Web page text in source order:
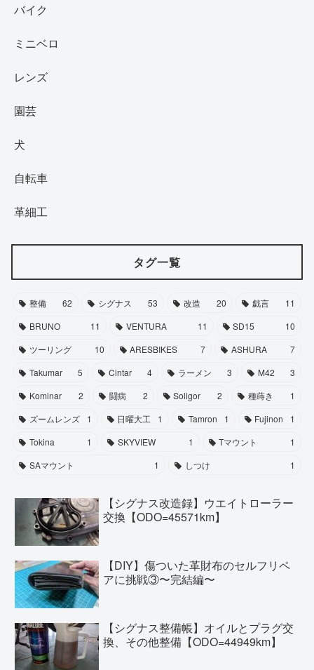
バイク
ミニベロ
レンズ
園芸
犬
自転車
革細工
タグ一覧
整備 62 シグナス 53 改造 20 戯言
11
BRUNO
11 VENTURA 11 SD15
10
ツーリング
10 ARESBIKES 7 ASHURA
7
Takumar
5 Cintar 4 ラーメン 3 M42
3
Kominar
2 闘病 2 Soligor 2 種蒔き
1
ズームレンズ
1 日曜大工 1 Tamron 1 Fujinon
1
Tokina
1 SKYVIEW 1 Tマウント
1
SAマウント
1 しつけ 1
【シグナス改造録】ウエイトローラー
交換【ODO=45571km】
【DIY】傷ついた革財布のセルフリペ
アに挑戦③〜完結編〜
【シグナス整備帳】オイルとプラグ交
換、その他整備【ODO=44949km】